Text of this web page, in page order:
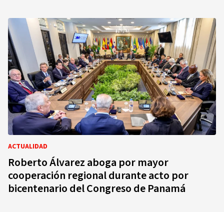
ACTUALIDAD
Roberto Álvarez aboga por mayor
cooperación regional durante acto por
bicentenario del Congreso de Panamá